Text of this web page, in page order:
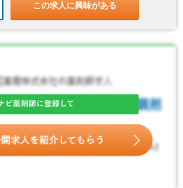
この求人に興味がある